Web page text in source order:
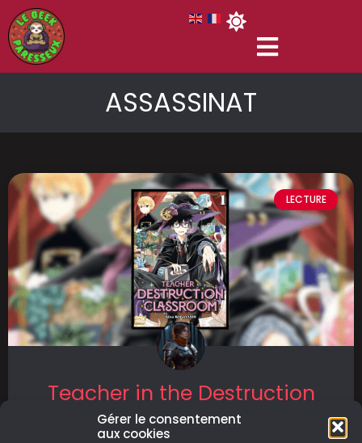
Gérer le consentement
aux cookies
ASSASSINAT
LECTURE
Teacher in the Destruction
Classroom